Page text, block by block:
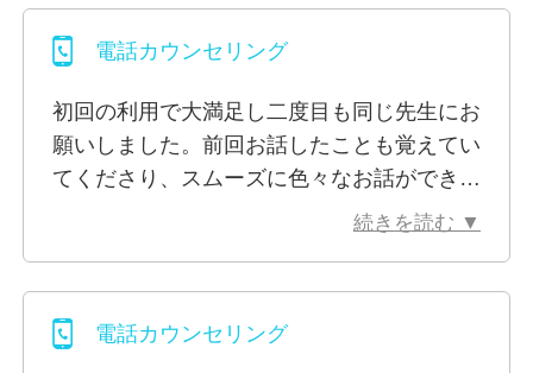
一緒に内容を整理し、解決の手段を見つけていきまし
ょう！
現代社会においての生きにくさ、生活のしづらさをヒ
アリングします。
悩みの根本を見つけ出し、解決の糸口を導き出しま
す。
鬱・不登校・HSP・家族関係・恋愛・子育て・愚痴な
ど、心の中にある本音、人に言えない自分の気持ちを
一緒に整理していきましょう。
電話カウンセリング
初回の利用で大満足し二度目も同じ先生にお
願いしました。前回お話したことも覚えてい
てくださり、スムーズに色々なお話ができま
した。私の心の澱を流してくれるそんな存在
先生にお話してもらおうって思っています。
続きを読む ▼
電話カウンセリング